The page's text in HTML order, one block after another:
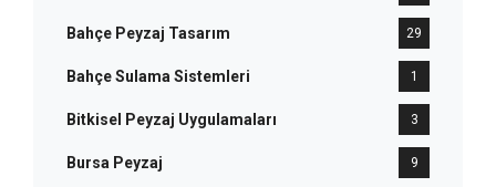
Bahçe Peyzaj Tasarım 29
Bahçe Sulama Sistemleri 1
Bitkisel Peyzaj Uygulamaları 3
Bursa Peyzaj 9